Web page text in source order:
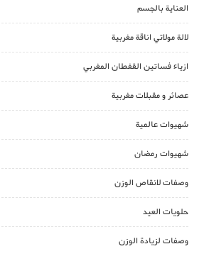
العناية بالجسم
لالة مولاتي اناقة مغربية
ازياء فساتين القفطان المغربي
عصائر و مقبلات مغربية
شهيوات عالمية
شهيوات رمضان
وصفات لانقاص الوزن
حلويات العيد
وصفات لزيادة الوزن